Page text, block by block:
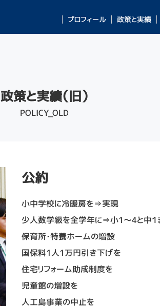
プロフィール 政策と実績
政策と実績（旧）
POLICY_OLD
公約
小中学校に冷暖房を⇒実現
少人数学級を全学年に⇒小1～4と中１
保育所・特養ホームの増設
国保料1人1万円引き下げを
住宅リフォーム助成制度を
児童館の増設を
人工島事業の中止を